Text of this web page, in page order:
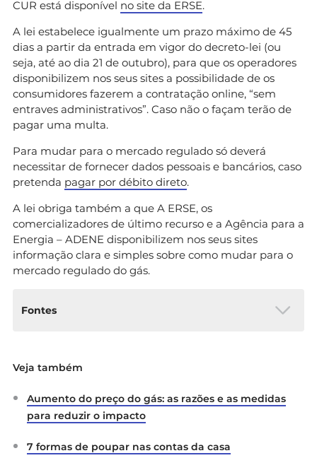
CUR está disponível no site da ERSE.
A lei estabelece igualmente um prazo máximo de 45
dias a partir da entrada em vigor do decreto-lei (ou
seja, até ao dia 21 de outubro), para que os operadores
disponibilizem nos seus sites a possibilidade de os
consumidores fazerem a contratação online, “sem
entraves administrativos”. Caso não o façam terão de
pagar uma multa.
Para mudar para o mercado regulado só deverá
necessitar de fornecer dados pessoais e bancários, caso
pretenda pagar por débito direto.
A lei obriga também a que A ERSE, os
comercializadores de último recurso e a Agência para a
Energia – ADENE disponibilizem nos seus sites
informação clara e simples sobre como mudar para o
mercado regulado do gás.
Fontes
Lei n.º 57-B/2022
inferiores ou iguais a 10 000 m3 ao regime
de tarifas reguladas de venda de gás
ERSE: Tarifas e preços – gás natural
Veja também
Aumento do preço do gás: as razões e as medidas
para reduzir o impacto
7 formas de poupar nas contas da casa